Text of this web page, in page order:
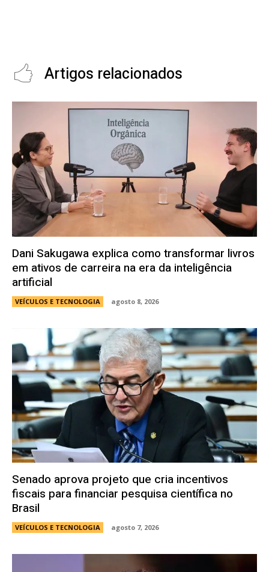
Artigos relacionados
Dani Sakugawa explica como transformar livros
em ativos de carreira na era da inteligência
artificial
VEÍCULOS E TECNOLOGIA agosto 8, 2026
Senado aprova projeto que cria incentivos
fiscais para financiar pesquisa científica no
Brasil
VEÍCULOS E TECNOLOGIA agosto 7, 2026